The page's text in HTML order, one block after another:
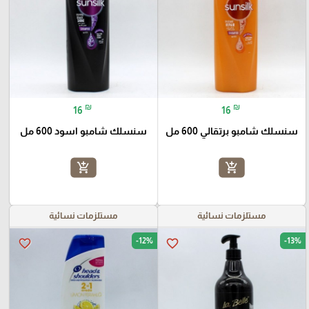
16 ₪
سنسلك شامبو برتقالي 600 مل
add_shopping_cart
16 ₪
سنسلك شامبو اسود 600 مل
add_shopping_cart
مستلزمات نسائية
favorite_border -13%
مستلزمات نسائية
favorite_border -12%